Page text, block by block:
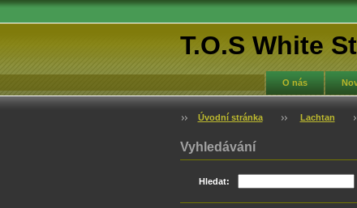
T.O.S White
O nás
Úvodní stránka Lachtan
Vyhledávání
Hledat: